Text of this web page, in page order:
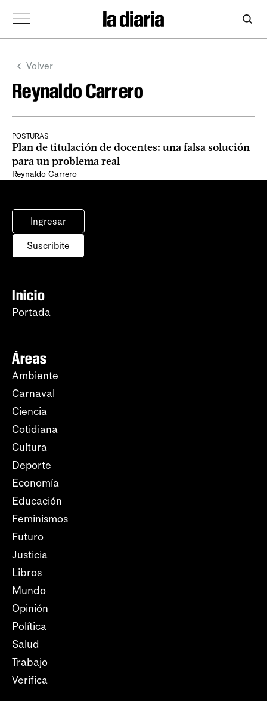
Volver
Reynaldo Carrero
POSTURAS
Plan de titulación de docentes: una falsa solución
para un problema real
Reynaldo Carrero
Ingresar
Suscribite
Inicio
Portada
Áreas
Ambiente
Carnaval
Ciencia
Cotidiana
Cultura
Deporte
Economía
Educación
Feminismos
Futuro
Justicia
Libros
Mundo
Opinión
Política
Salud
Trabajo
Verifica